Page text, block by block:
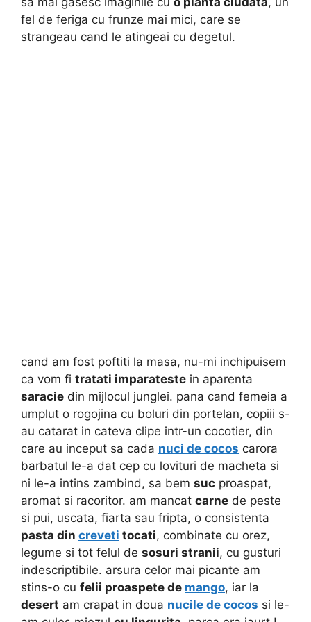
fel de feriga cu frunze mai mici, care se
strangeau cand le atingeai cu degetul.
cand am fost poftiti la masa, nu-mi inchipuisem
ca vom fi tratati imparateste in aparenta
saracie din mijlocul junglei. pana cand femeia a
umplut o rogojina cu boluri din portelan, copiii s-
au catarat in cateva clipe intr-un cocotier, din
care au inceput sa cada nuci de cocos carora
barbatul le-a dat cep cu lovituri de macheta si
ni le-a intins zambind, sa bem suc proaspat,
aromat si racoritor. am mancat carne de peste
si pui, uscata, fiarta sau fripta, o consistenta
pasta din creveti tocati, combinate cu orez,
legume si tot felul de sosuri stranii, cu gusturi
indescriptibile. arsura celor mai picante am
stins-o cu felii proaspete de mango, iar la
desert am crapat in doua nucile de cocos si le-